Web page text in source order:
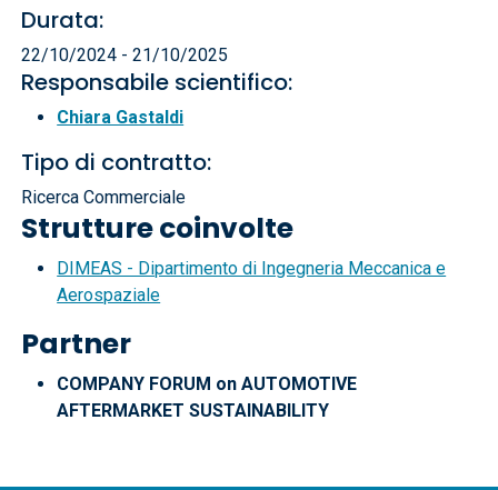
Durata:
22/10/2024 - 21/10/2025
Responsabile scientifico:
Chiara Gastaldi
Tipo di contratto:
Ricerca Commerciale
Strutture coinvolte
DIMEAS - Dipartimento di Ingegneria Meccanica e
Aerospaziale
Partner
COMPANY FORUM on AUTOMOTIVE
AFTERMARKET SUSTAINABILITY